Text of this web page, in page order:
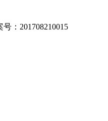
：201708210015